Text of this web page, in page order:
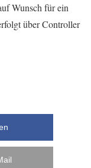
Wunsch für ein
über Controller